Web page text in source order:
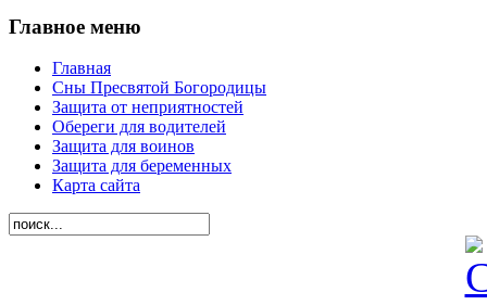
Главное меню
Главная
Сны Пресвятой Богородицы
Защита от неприятностей
Обереги для водителей
Защита для воинов
Защита для беременных
Карта сайта